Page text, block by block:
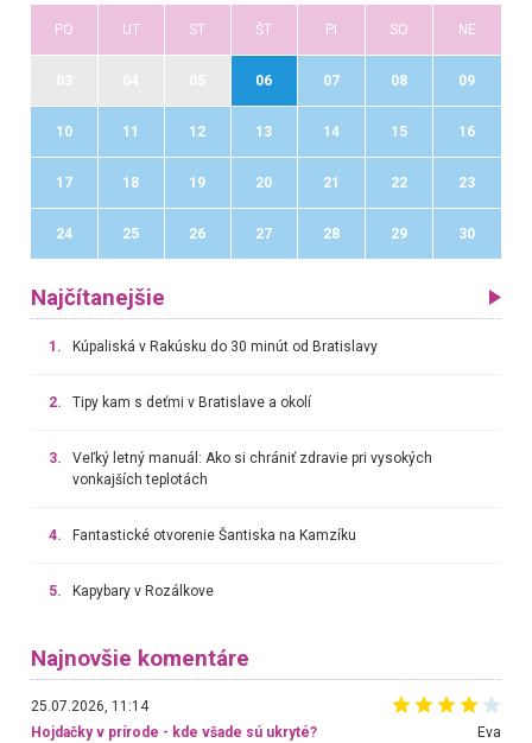
PO UT ST ŠT PI SO NE
06 07 08 09
10 11 12 13 14 15 16
17 18 19 20 21 22 23
24 25 26 27 28 29 30
Najčítanejšie
1. Kúpaliská v Rakúsku do 30 minút od Bratislavy
2. Tipy kam s deťmi v Bratislave a okolí
3.
Veľký letný manuál: Ako si chrániť zdravie pri vysokých
vonkajších teplotách
4. Fantastické otvorenie Šantiska na Kamzíku
5. Kapybary v Rozálkove
Najnovšie komentáre
25.07.2026, 11:14
Hojdačky v prírode - kde všade sú ukryté?
Eva